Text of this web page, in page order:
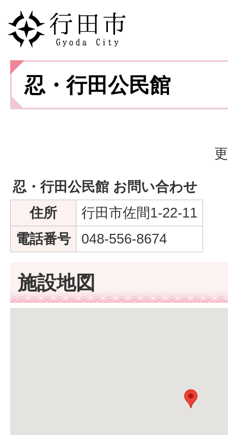
忍・行田公民館
忍・行田公民館 お問い合わせ
住所
行田市佐間1-22-11
電話番号
048-556-8674
施設地図